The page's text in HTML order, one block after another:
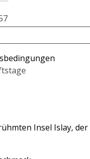
Insel Islay,